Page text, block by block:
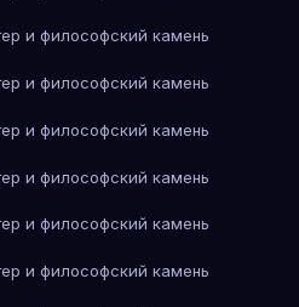
и философский камень
и философский камень
и философский камень
и философский камень
и философский камень
и философский камень